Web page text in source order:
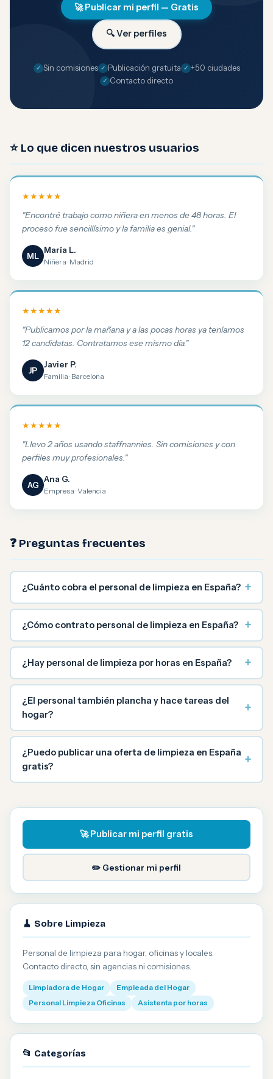
🚀 Publicar mi perfil — Gratis
🔍 Ver perfiles
Sin comisiones Publicación gratuita
+50 ciudades
Contacto directo
⭐ Lo que dicen nuestros usuarios
★★★★★
"Encontré trabajo como niñera en menos de 48 horas. El
proceso fue sencillísimo y la familia es genial."
ML
María L.
Niñera · Madrid
★★★★★
"Publicamos por la mañana y a las pocas horas ya teníamos
12 candidatas. Contratamos ese mismo día."
JP
Javier P.
Familia · Barcelona
★★★★★
"Llevo 2 años usando staffnannies. Sin comisiones y con
perfiles muy profesionales."
AG
Ana G.
Empresa · Valencia
❓ Preguntas frecuentes
¿Cuánto cobra el personal de limpieza en España? +
¿Cómo contrato personal de limpieza en España? +
¿Hay personal de limpieza por horas en España? +
¿El personal también plancha y hace tareas del
hogar?
+
¿Puedo publicar una oferta de limpieza en España
gratis?
+
🚀 Publicar mi perfil gratis
✏️ Gestionar mi perfil
🧹 Sobre Limpieza
Personal de limpieza para hogar, oficinas y locales.
Contacto directo, sin agencias ni comisiones.
Limpiadora de Hogar
Empleada del Hogar
Personal Limpieza Oficinas
Asistenta por horas
📂 Categorías